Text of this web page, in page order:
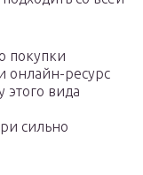
покупки
онлайн-ресурс
вида
сильно